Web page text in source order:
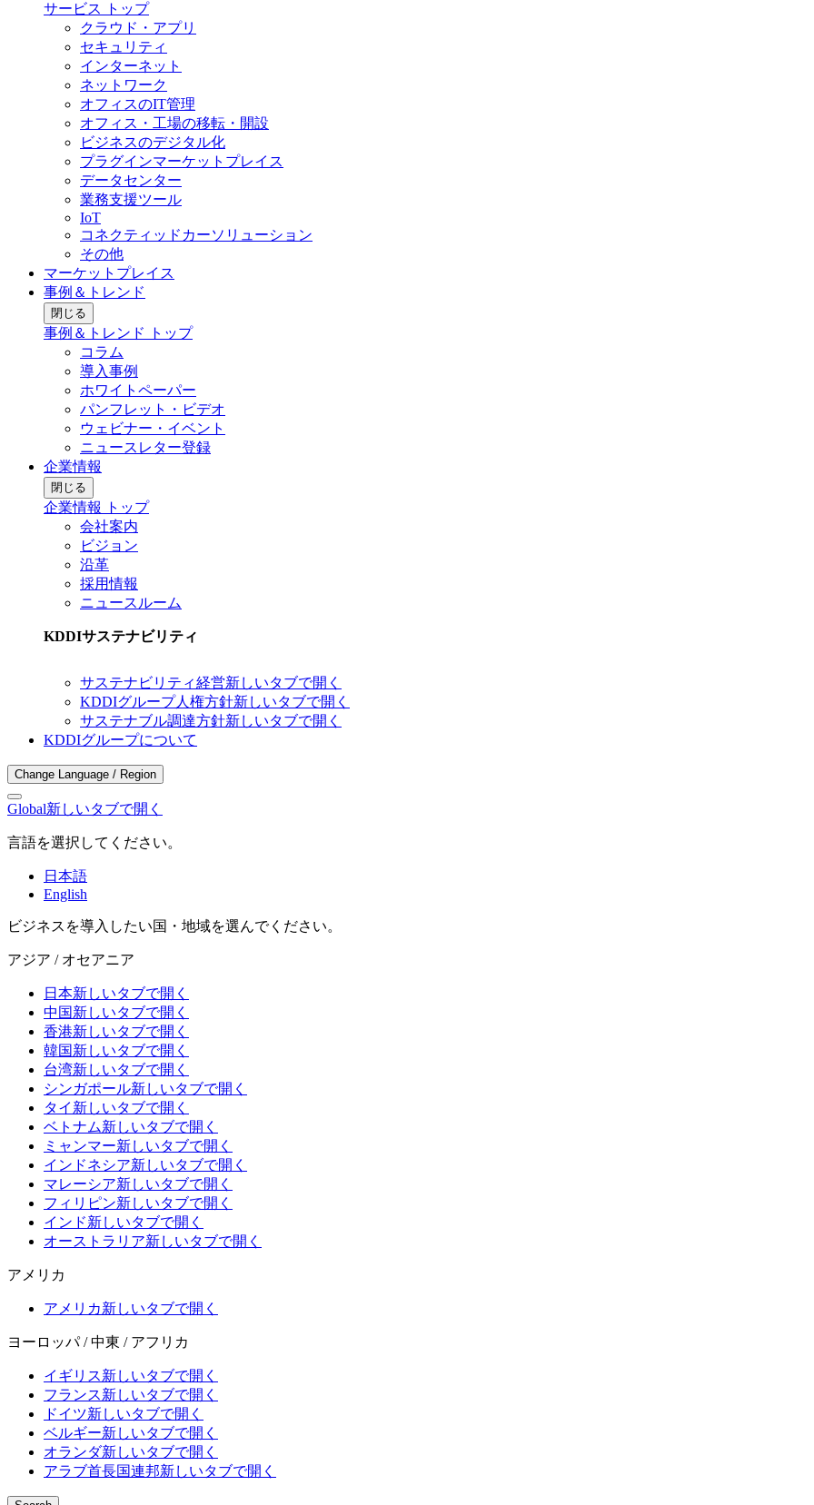
サービス トップ
クラウド・アプリ
セキュリティ
インターネット
ネットワーク
オフィスのIT管理
オフィス・工場の移転・開設
ビジネスのデジタル化
プラグインマーケットプレイス
データセンター
業務支援ツール
IoT
コネクティッドカーソリューション
その他
マーケットプレイス
事例＆トレンド
閉じる
事例＆トレンド トップ
コラム
導入事例
ホワイトペーパー
パンフレット・ビデオ
ウェビナー・イベント
ニュースレター登録
企業情報
閉じる
企業情報 トップ
会社案内
ビジョン
沿革
採用情報
ニュースルーム
KDDIサステナビリティ
サステナビリティ経営新しいタブで開く
KDDIグループ人権方針新しいタブで開く
サステナブル調達方針新しいタブで開く
KDDIグループについて
Change Language / Region
Global新しいタブで開く
言語を選択してください。
日本語
English
ビジネスを導入したい国・地域を選んでください。
アジア / オセアニア
日本新しいタブで開く
中国新しいタブで開く
香港新しいタブで開く
韓国新しいタブで開く
台湾新しいタブで開く
シンガポール新しいタブで開く
タイ 新しいタブで開く
ベトナム新しいタブで開く
ミャンマー新しいタブで開く
インドネシア新しいタブで開く
マレーシア新しいタブで開く
フィリピン新しいタブで開く
インド新しいタブで開く
オーストラリア新しいタブで開く
アメリカ
アメリカ新しいタブで開く
ヨーロッパ / 中東 / アフリカ
イギリス新しいタブで開く
フランス新しいタブで開く
ドイツ新しいタブで開く
ベルギー新しいタブで開く
オランダ新しいタブで開く
アラブ首長国連邦新しいタブで開く